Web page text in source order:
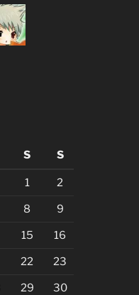
S S
1 2
8 9
15 16
22 23
29 30